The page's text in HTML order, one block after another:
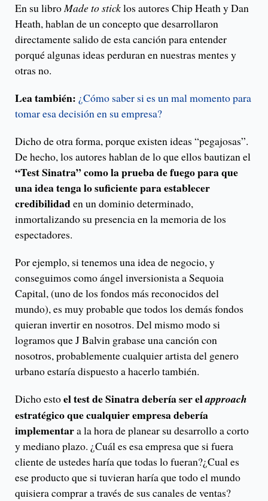
En su libroMade to sticklos autores Chip Heath y Dan
Heath, hablan de un concepto que desarrollaron
directamente salido de esta canción para entender
porqué algunas ideas perduran en nuestras mentes y
otras no.
Lea también: ¿Cómo saber si es un mal momento para
tomar esa decisión en su empresa?
Dicho de otra forma, porque existen ideas “pegajosas”.
De hecho, los autores hablan de lo que ellos bautizan el
“Test Sinatra” como la prueba de fuego para que
una idea tenga lo suficiente para establecer
credibilidaden un dominio determinado,
inmortalizando su presencia en la memoria de los
espectadores.
Por ejemplo, si tenemos una idea de negocio, y
conseguimos como ángel inversionista a Sequoia
Capital, (uno de los fondos más reconocidos del
mundo), es muy probable que todos los demás fondos
quieran invertir en nosotros. Del mismo modo si
logramos que J Balvin grabase una canción con
nosotros, probablemente cualquier artista del genero
urbano estaría dispuesto a hacerlo también.
Dicho estoel test de Sinatra debería ser elapproach
estratégico que cualquier empresa debería
implementara la hora de planear su desarrollo a corto
y mediano plazo. ¿Cuál es esa empresa que si fuera
cliente de ustedes haría que todas lo fueran?¿Cual es
ese producto que si tuvieran haría que todo el mundo
quisiera comprar a través de sus canales de ventas?